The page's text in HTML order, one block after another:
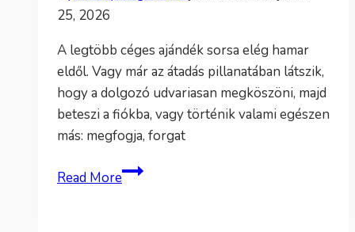
25, 2026
A legtöbb céges ajándék sorsa elég hamar
eldől. Vagy már az átadás pillanatában látszik,
hogy a dolgozó udvariasan megköszöni, majd
beteszi a fiókba, vagy történik valami egészen
más: megfogja, forgat
Read MoreKörnyezetbarát